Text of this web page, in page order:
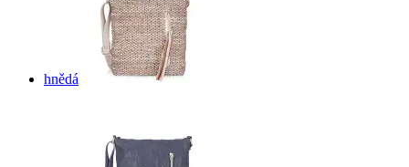
hnědá